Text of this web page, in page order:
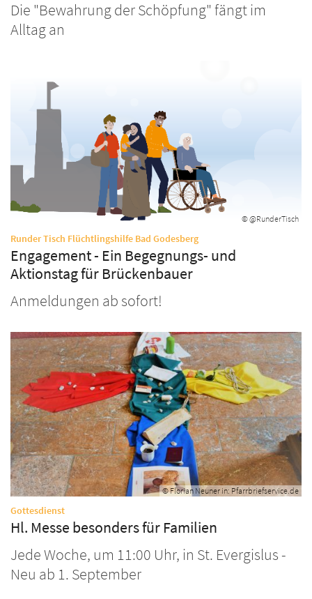
Die "Bewahrung der Schöpfung" fängt im
Alltag an
© @RunderTisch
Runder Tisch Flüchtlingshilfe Bad Godesberg:
Engagement - Ein Begegnungs- und
Aktionstag für Brückenbauer
Anmeldungen ab sofort!
© Florian Neuner in: Pfarrbriefservice.de
Gottesdienst:
Hl. Messe besonders für Familien
Jede Woche, um 11:00 Uhr, in St. Evergislus -
Neu ab 1. September